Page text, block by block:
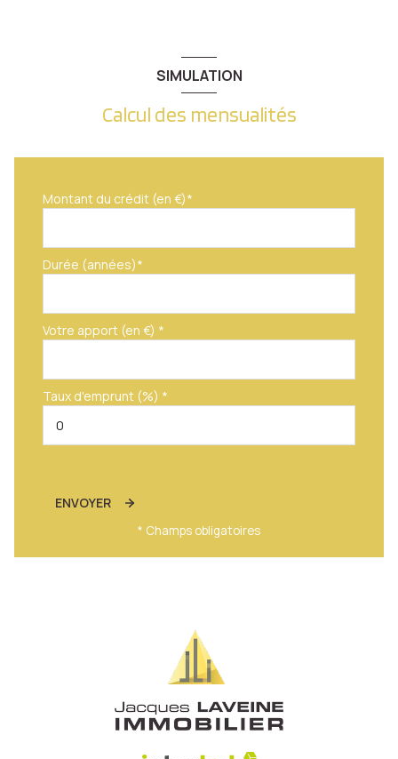
SIMULATION
Calcul des mensualités
Montant du crédit (en €)*
Durée (années)*
Votre apport (en €) *
Taux d'emprunt (%) *
ENVOYER
* Champs obligatoires